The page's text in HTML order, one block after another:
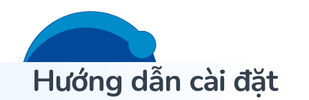
Trang Chủ
Liên hệ 24/7
Hướng dẫn cài đặt